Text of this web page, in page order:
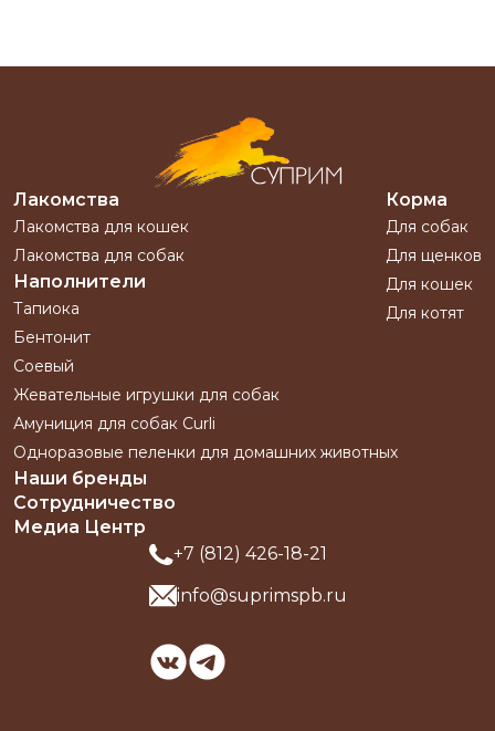
Лакомства
Лакомства для кошек
Лакомства для собак
Наполнители
Тапиока
Бентонит
Соевый
Корма
Для собак
Для щенков
Для кошек
Для котят
Жевательные игрушки для собак
Амуниция для собак Curli
Одноразовые пеленки для домашних животных
Наши бренды
Сотрудничество
Медиа Центр
+7 (812) 426-18-21
info@suprimspb.ru